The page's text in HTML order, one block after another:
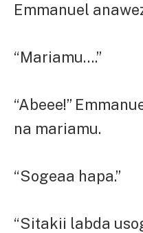
Emmanuel
“Mariamu….”
“Abeee!”
na mariamu.
“Sogeaa hapa.”
“Sitakii labda